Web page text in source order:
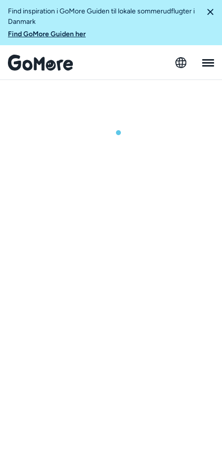
Find inspiration i GoMore Guiden til lokale sommerudflugter i
Danmark
Find GoMore Guiden her